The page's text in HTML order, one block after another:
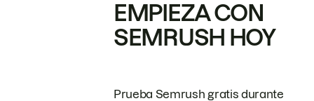
EMPIEZA CON
SEMRUSH HOY
Prueba Semrush gratis durante